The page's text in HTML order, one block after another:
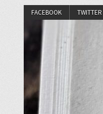
FACEBOOK TWITTER